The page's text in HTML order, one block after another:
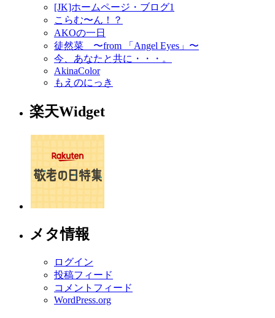
[JK]ホームページ・ブログ1
こらむ〜ん！？
AKOの一日
徒然菜 〜from 「Angel Eyes」〜
今、あなたと共に・・・。
AkinaColor
もえのにっき
楽天Widget
メタ情報
ログイン
投稿フィード
コメントフィード
WordPress.org